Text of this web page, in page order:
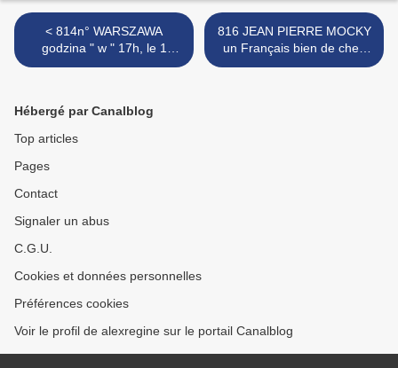
< 814n° WARSZAWA
godzina " w " 17h, le 1
août...tout s'arrête
816 JEAN PIERRE MOCKY
un Français bien de chez
nous >
Hébergé par Canalblog
Top articles
Pages
Contact
Signaler un abus
C.G.U.
Cookies et données personnelles
Préférences cookies
Voir le profil de alexregine sur le portail Canalblog